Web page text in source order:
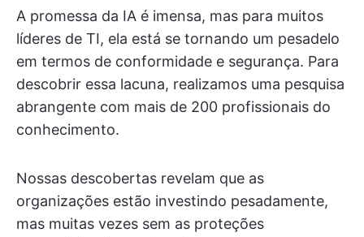
A promessa da IA é imensa, mas para muitos
líderes de TI, ela está se tornando um pesadelo
em termos de conformidade e segurança. Para
descobrir essa lacuna, realizamos uma pesquisa
abrangente com mais de 200 profissionais do
conhecimento.
Nossas descobertas revelam que as
organizações estão investindo pesadamente,
mas muitas vezes sem as proteções